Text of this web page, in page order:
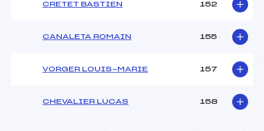
CRETET BASTIEN 152
CANALETA ROMAIN 155
VORGER LOUIS-MARIE 157
CHEVALIER LUCAS 158